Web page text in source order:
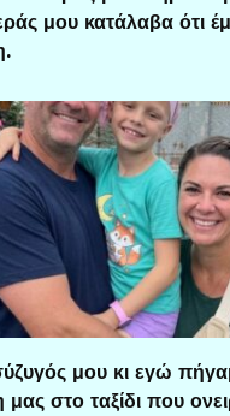
μου κατάλαβα ότι
μου κι εγώ
μας στο ταξίδι που